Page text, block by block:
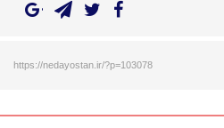
https://nedayostan.ir/?p=103078